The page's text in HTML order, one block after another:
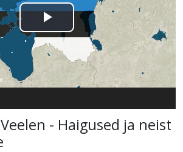
Esita
video
- Haigused ja neist